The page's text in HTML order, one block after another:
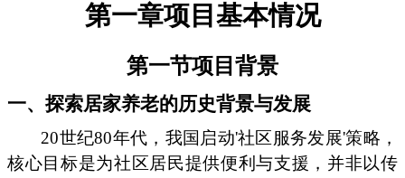
第一章项目基本情况
第一节项目背景
一、探索居家养老的历史背景与发展
20世纪80年代，我国启动'社区服务发展'策略，
核心目标是为社区居民提供便利与支援，并非以传